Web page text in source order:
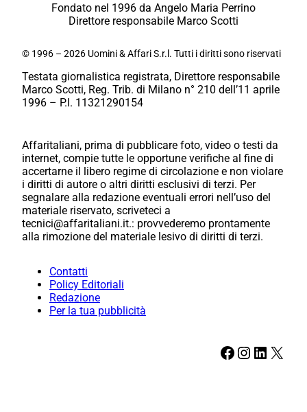
Fondato nel 1996 da Angelo Maria Perrino
Direttore responsabile Marco Scotti
© 1996 – 2026 Uomini & Affari S.r.l. Tutti i diritti sono riservati
Testata giornalistica registrata, Direttore responsabile
Marco Scotti, Reg. Trib. di Milano n° 210 dell’11 aprile
1996 – P.I. 11321290154
Affaritaliani, prima di pubblicare foto, video o testi da
internet, compie tutte le opportune verifiche al fine di
accertarne il libero regime di circolazione e non violare
i diritti di autore o altri diritti esclusivi di terzi. Per
segnalare alla redazione eventuali errori nell’uso del
materiale riservato, scriveteci a
tecnici@affaritaliani.it.: provvederemo prontamente
alla rimozione del materiale lesivo di diritti di terzi.
Contatti
Policy Editoriali
Redazione
Per la tua pubblicità
Facebook Instagram LinkedIn X